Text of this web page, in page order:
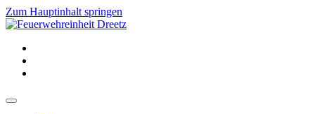
Zum Hauptinhalt springen